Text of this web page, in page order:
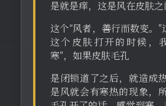
是就是痒，这是风在皮肤之
这个“风者，善行而数变。”
这个皮肤打开的时候，
寒”，如果皮肤毛孔
是闭锁道了之后，就造成
是风就会有寒热的现象，